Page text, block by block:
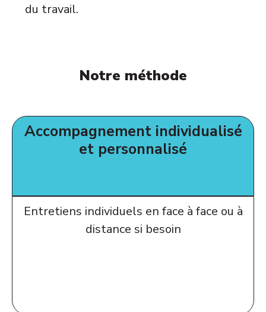
du travail.
Notre méthode
Accompagnement individualisé
et personnalisé
Entretiens individuels en face à face ou à
distance si besoin